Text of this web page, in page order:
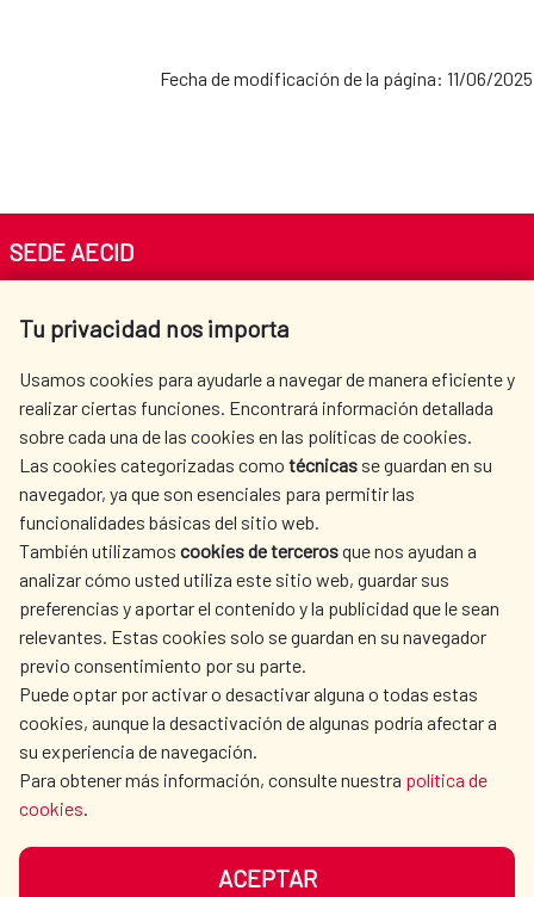
Fecha de modificación de la página: 11/06/2025
Tu privacidad nos importa
Usamos cookies para ayudarle a navegar de manera eficiente y
realizar ciertas funciones. Encontrará información detallada
sobre cada una de las cookies en las políticas de cookies.
Las cookies categorizadas como técnicas se guardan en su
navegador, ya que son esenciales para permitir las
funcionalidades básicas del sitio web.
También utilizamos cookies de tercerosque nos ayudan a
analizar cómo usted utiliza este sitio web, guardar sus
preferencias y aportar el contenido y la publicidad que le sean
relevantes. Estas cookies solo se guardan en su navegador
previo consentimiento por su parte.
Puede optar por activar o desactivar alguna o todas estas
cookies, aunque la desactivación de algunas podría afectar a
su experiencia de navegación.
Para obtener más información, consulte nuestra política de
cookies.
ACEPTAR
SEDE AECID
Tel. +34 900 20 30 54​​​​​​​
AECID
WHERE DO WE COOPERATE?
SPANISH HUMANITARIAN
ACTION
PRESS ROOM
CULTURE AND SCIENCE LIBRARY
OUR SOCIAL MEDIA
DATA PROTECTION